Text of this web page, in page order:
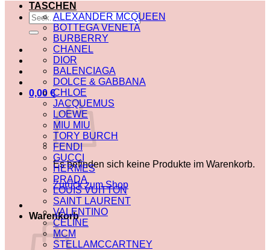
Suche
nach:
0,00 €
Es befinden sich keine Produkte im Warenkorb.
Zurück zum Shop
Warenkorb
TASCHEN
ALEXANDER MCQUEEN
BOTTEGA VENETA
BURBERRY
CHANEL
DIOR
BALENCIAGA
DOLCE & GABBANA
CHLOE
JACQUEMUS
LOEWE
MIU MIU
TORY BURCH
FENDI
GUCCI
HERMES
PRADA
LOUIS VUITTON
SAINT LAURENT
VALENTINO
CELINE
MCM
STELLAMCCARTNEY